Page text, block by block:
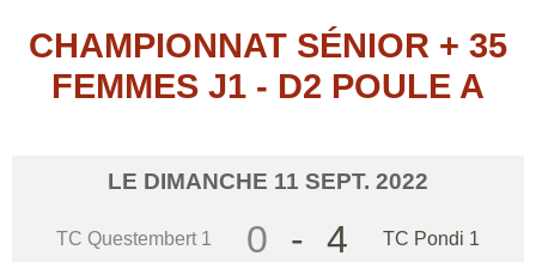
CHAMPIONNAT SÉNIOR + 35
FEMMES J1 - D2 POULE A
LE DIMANCHE 11 SEPT. 2022
TC Questembert 1 0 - 4 TC Pondi 1